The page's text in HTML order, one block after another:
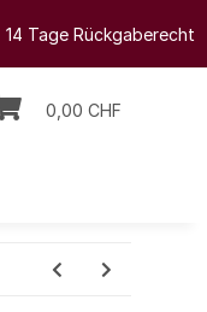
14 Tage Rückgaberecht
0,00 CHF